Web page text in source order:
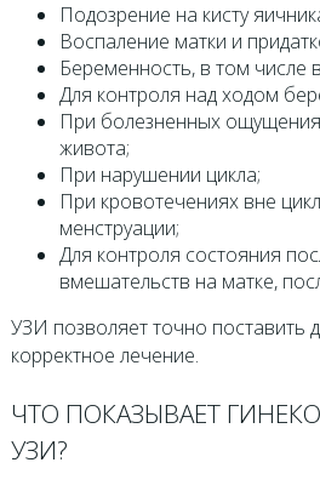
Подозрение на кисту
Воспаление матки и
Беременность, в том числе
Для контроля над ходом
При болезненных
живота;
При нарушении цикла;
При кровотечениях вне
менструации;
Для контроля состояния
вмешательств на матке,
УЗИ позволяет точно поставить
корректное лечение.
ЧТО ПОКАЗЫВАЕТ
УЗИ?